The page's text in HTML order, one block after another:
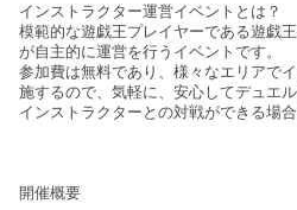
インストラクター運営イベントとは？
模範的な遊戯王プレイヤーである遊戯
が自主的に運営を行うイベントです。
参加費は無料であり、様々なエリアで
施するので、気軽に、安心してデュエ
インストラクターとの対戦ができる場
開催概要